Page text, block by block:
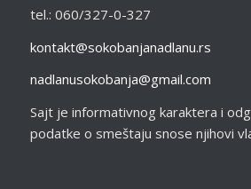
tel.: 060/327-0-327
kontakt@sokobanjanadlanu.rs
nadlanusokobanja@gmail.com
Sajt je informativnog karaktera i
podatke o smeštaju snose njihovi